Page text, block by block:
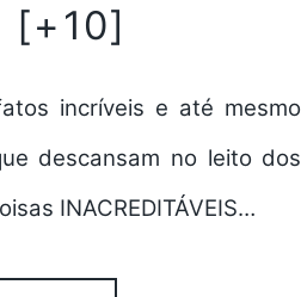
[+10]
incríveis e até mesmo
descansam no leito dos
INACREDITÁVEIS…